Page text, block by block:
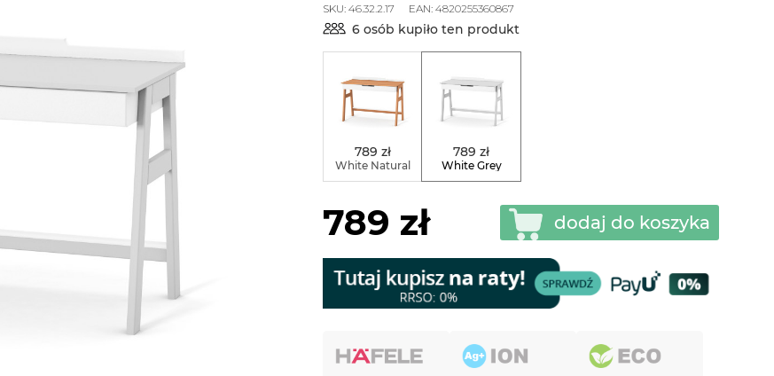
SKU:46.32.2.17 EAN:4820255360867
6 osób kupiło ten produkt
789 zł
White Natural
789 zł
White Grey
789 zł dodaj do koszyka